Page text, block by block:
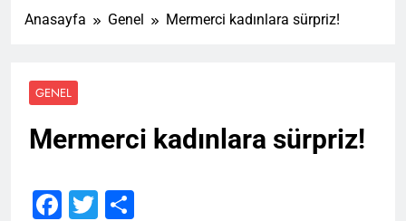
Anasayfa Genel Mermerci kadınlara sürpriz!
GENEL
Mermerci kadınlara sürpriz!
Facebook
Twitter